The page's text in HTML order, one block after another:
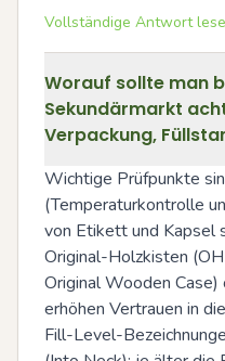
Vollständige Antwort
Worauf sollte man
Sekundärmarkt
Verpackung,
Wichtige Prüfpunkte
(Temperaturkontrolle
von Etikett und Kapsel
Original-Holzkisten
Original Wooden Case)
erhöhen Vertrauen in
Fill-Level-